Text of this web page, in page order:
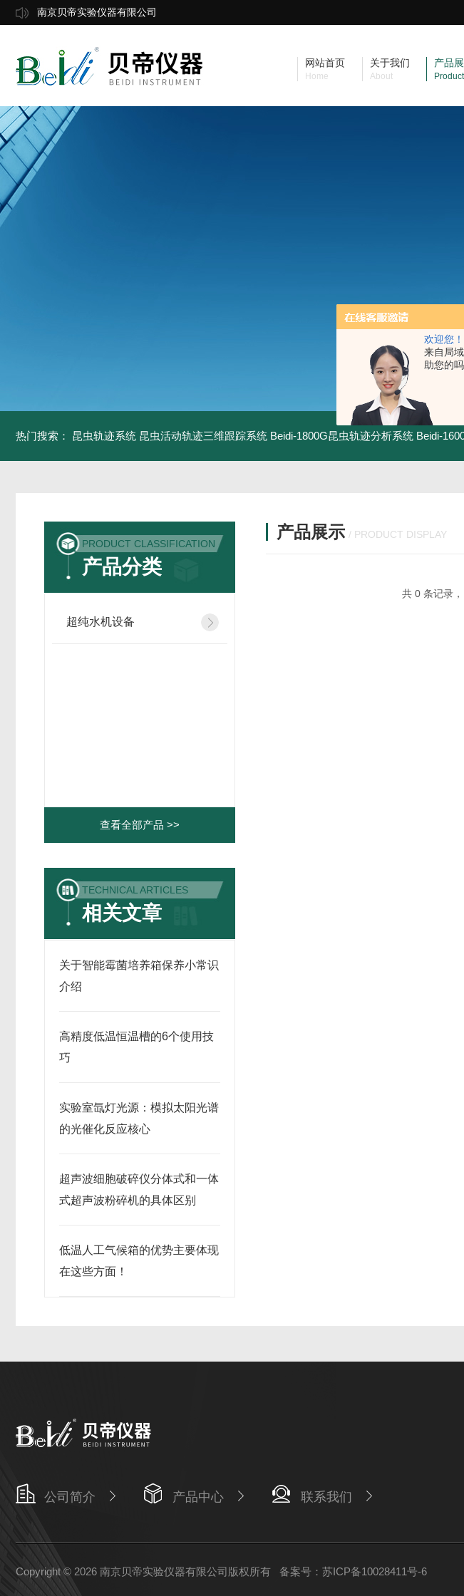
欢迎您！
来自局
助您的
南京贝帝实验仪器有限公司
网站首页
Home
关于我们
About
产品
Product
热门搜索： 昆虫轨迹系统 昆虫活动轨迹三维跟踪系统 Beidi-1800G昆虫轨迹分析系统 Beidi-
PRODUCT CLASSIFICATION
产品分类
超纯水机设备
查看全部产品 >>
TECHNICAL ARTICLES
相关文章
关于智能霉菌培养箱保养小常识
介绍
高精度低温恒温槽的6个使用技
巧
实验室氙灯光源：模拟太阳光谱
的光催化反应核心
超声波细胞破碎仪分体式和一体
式超声波粉碎机的具体区别
低温人工气候箱的优势主要体现
在这些方面！
产品展示 / PRODUCT DISPLAY
共 0 条记录
公司简介 产品中心 联系我们
Copyright © 2026 南京贝帝实验仪器有限公司版权所有 备案号：苏ICP备10028411号-6